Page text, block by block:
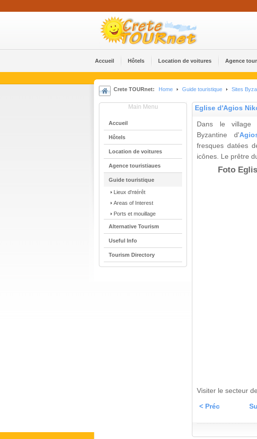
Accueil Hôtels Location de voitures Agence
Crete TOURnet: Home Guide touristique Sites
Main Menu
Accueil
Hôtels
Location de voitures
Agence touristiaues
Guide touristique
Lieux d'ntérêt
Areas of Interest
Ports et mouillage
Alternative Tourism
Useful Info
Tourism Directory
Eglise d'Agios
Dans le village
Byzantine d'
fresques datées
icônes. Le prêtre
Foto
Visiter le secteur
< Préc